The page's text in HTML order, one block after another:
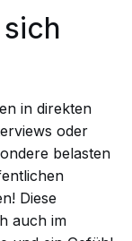
in direkten
oder
belasten
Diese
auch im